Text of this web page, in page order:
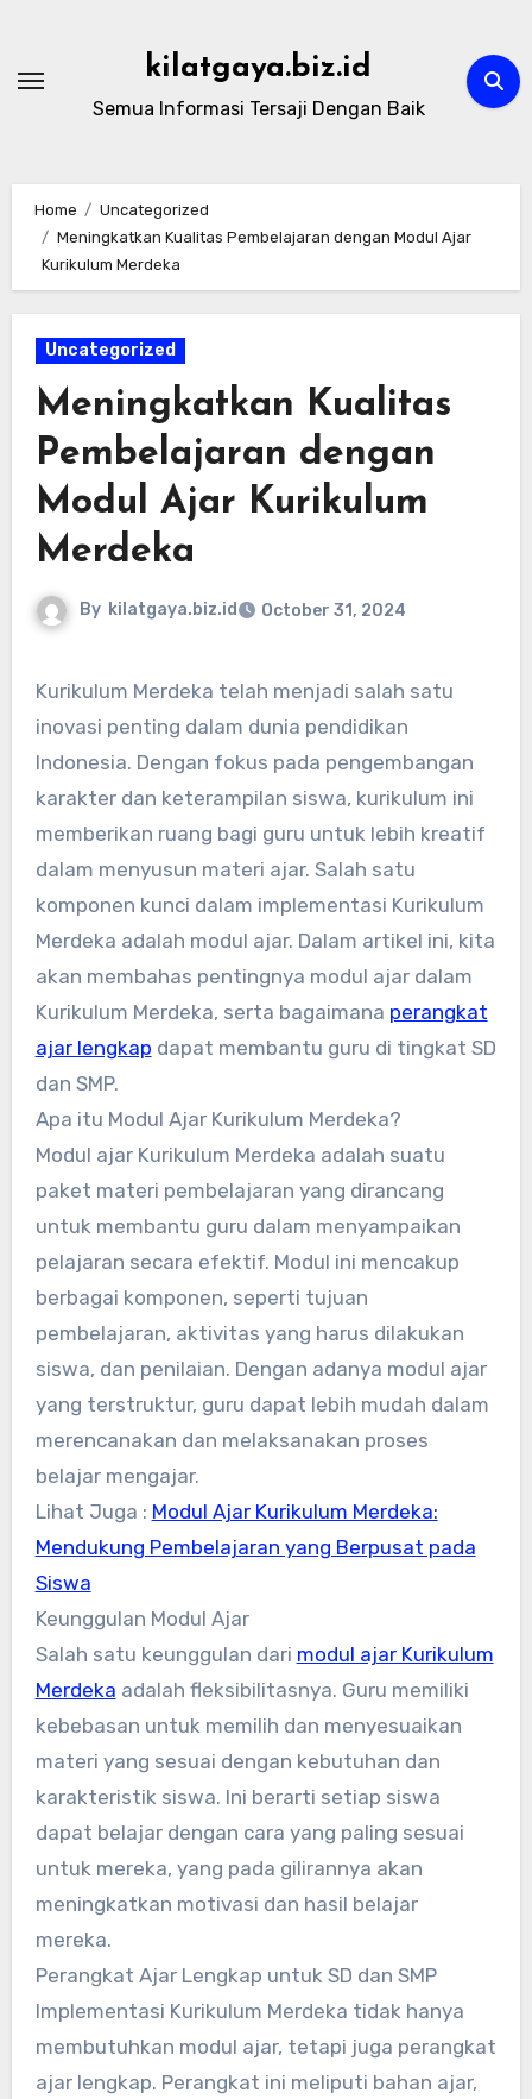
content
kilatgaya.biz.id
Semua Informasi Tersaji Dengan Baik
Home
Uncategorized
Meningkatkan Kualitas Pembelajaran dengan Modul Ajar
Kurikulum Merdeka
Uncategorized
Meningkatkan Kualitas
Pembelajaran dengan
Modul Ajar Kurikulum
Merdeka
By kilatgaya.biz.id October 31, 2024
Kurikulum Merdeka telah menjadi salah satu
inovasi penting dalam dunia pendidikan
Indonesia. Dengan fokus pada pengembangan
karakter dan keterampilan siswa, kurikulum ini
memberikan ruang bagi guru untuk lebih kreatif
dalam menyusun materi ajar. Salah satu
komponen kunci dalam implementasi Kurikulum
Merdeka adalah modul ajar. Dalam artikel ini, kita
akan membahas pentingnya modul ajar dalam
Kurikulum Merdeka, serta bagaimana perangkat
ajar lengkap dapat membantu guru di tingkat SD
dan SMP.
Apa itu Modul Ajar Kurikulum Merdeka?
Modul ajar Kurikulum Merdeka adalah suatu
paket materi pembelajaran yang dirancang
untuk membantu guru dalam menyampaikan
pelajaran secara efektif. Modul ini mencakup
berbagai komponen, seperti tujuan
pembelajaran, aktivitas yang harus dilakukan
siswa, dan penilaian. Dengan adanya modul ajar
yang terstruktur, guru dapat lebih mudah dalam
merencanakan dan melaksanakan proses
belajar mengajar.
Lihat Juga : Modul Ajar Kurikulum Merdeka:
Mendukung Pembelajaran yang Berpusat pada
Siswa
Keunggulan Modul Ajar
Salah satu keunggulan dari modul ajar Kurikulum
Merdeka adalah fleksibilitasnya. Guru memiliki
kebebasan untuk memilih dan menyesuaikan
materi yang sesuai dengan kebutuhan dan
karakteristik siswa. Ini berarti setiap siswa
dapat belajar dengan cara yang paling sesuai
untuk mereka, yang pada gilirannya akan
meningkatkan motivasi dan hasil belajar
mereka.
Perangkat Ajar Lengkap untuk SD dan SMP
Implementasi Kurikulum Merdeka tidak hanya
membutuhkan modul ajar, tetapi juga perangkat
ajar lengkap. Perangkat ini meliputi bahan ajar,